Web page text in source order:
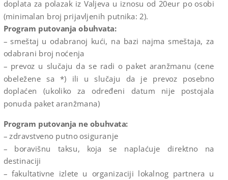
doplata za polazak iz Valjeva u iznosu od 20eur po osobi
(minimalan broj prijavljenih putnika: 2).
Program putovanja obuhvata:
– smeštaj u odabranoj kući, na bazi najma smeštaja, za
odabrani broj noćenja
– prevoz u slučaju da se radi o paket aranžmanu (cene
obeležene sa *) ili u slučaju da je prevoz posebno
doplaćen (ukoliko za određeni datum nije postojala
ponuda paket aranžmana)
Program putovanja ne obuhvata:
– zdravstveno putno osiguranje
– boravišnu taksu, koja se naplaćuje direktno na
destinaciji
– fakultativne izlete u organizaciji lokalnog partnera u